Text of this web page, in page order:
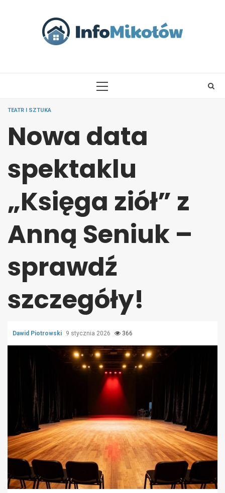
PRIMARY
TEATR I SZTUKA
Nowa data
spektaklu
„Księga ziół” z
Anną Seniuk –
sprawdź
szczegóły!
Dawid Piotrowski 9 stycznia 2026 366